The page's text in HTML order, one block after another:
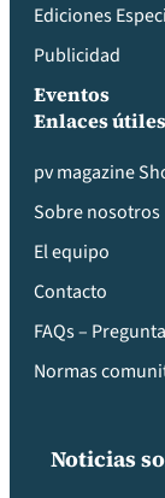
Ediciones
Publicidad
Eventos
Enlaces útiles
pv magazine
Sobre nosotros
El equipo
Contacto
FAQs –
Normas
Noticias